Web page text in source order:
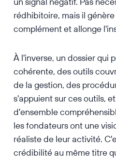
rédhibitoire, mais il
complément et allonge
À l'inverse, un dossier qui
cohérente, des outils
de la gestion, des
s'appuient sur ces outils,
d'ensemble
les fondateurs ont une
réaliste de leur activité.
crédibilité au même titre